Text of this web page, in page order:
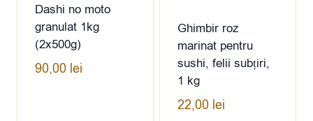
Dashi no moto
granulat 1kg
(2x500g)
90,00 lei
Ghimbir roz
marinat pentru
sushi, felii subțiri,
1 kg
22,00 lei